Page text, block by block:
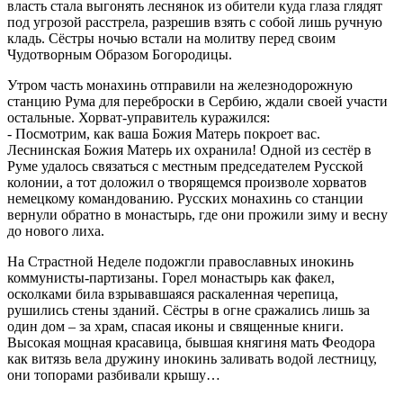
власть стала выгонять леснянок из обители куда глаза глядят
под угрозой расстрела, разрешив взять с собой лишь ручную
кладь. Сёстры ночью встали на молитву перед своим
Чудотворным Образом Богородицы.
Утром часть монахинь отправили на железнодорожную
станцию Рума для переброски в Сербию, ждали своей участи
остальные. Хорват-управитель куражился:
- Посмотрим, как ваша Божия Матерь покроет вас.
Леснинская Божия Матерь их охранила! Одной из сестёр в
Руме удалось связаться с местным председателем Русской
колонии, а тот доложил о творящемся произволе хорватов
немецкому командованию. Русских монахинь со станции
вернули обратно в монастырь, где они прожили зиму и весну
до нового лиха.
На Страстной Неделе подожгли православных инокинь
коммунисты-партизаны. Горел монастырь как факел,
осколками била взрывавшаяся раскаленная черепица,
рушились стены зданий. Сёстры в огне сражались лишь за
один дом – за храм, спасая иконы и священные книги.
Высокая мощная красавица, бывшая княгиня мать Феодора
как витязь вела дружину инокинь заливать водой лестницу,
они топорами разбивали крышу…